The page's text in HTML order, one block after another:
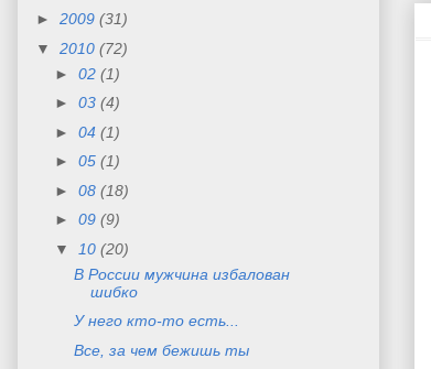
► 2009 (31)
▼ 2010 (72)
► 02 (1)
► 03 (4)
► 04 (1)
► 05 (1)
► 08 (18)
► 09 (9)
▼
10 (20)
В России мужчина избалован
шибко
У него кто-то есть...
Все, за чем бежишь ты